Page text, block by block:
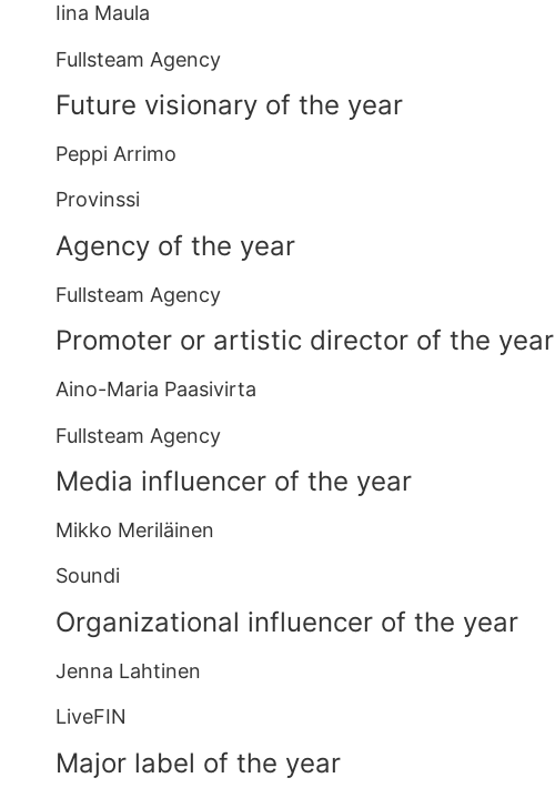
Iina Maula
Fullsteam Agency
Future visionary of the year
Peppi Arrimo
Provinssi
Agency of the year
Fullsteam Agency
Promoter or artistic director of the year
Aino-Maria Paasivirta
Fullsteam Agency
Media influencer of the year
Mikko Meriläinen
Soundi
Organizational influencer of the year
Jenna Lahtinen
LiveFIN
Major label of the year